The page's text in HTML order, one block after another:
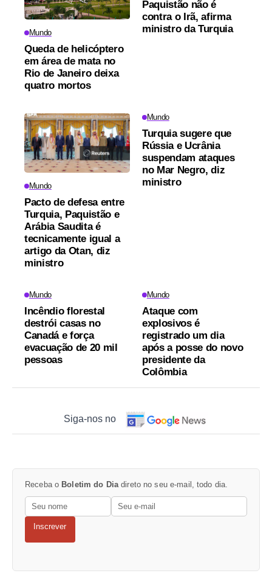
Mundo
Queda de helicóptero
em área de mata no
Rio de Janeiro deixa
quatro mortos
Paquistão não é
contra o Irã, afirma
ministro da Turquia
Mundo
Pacto de defesa entre
Turquia, Paquistão e
Arábia Saudita é
tecnicamente igual a
artigo da Otan, diz
ministro
Mundo
Turquia sugere que
Rússia e Ucrânia
suspendam ataques
no Mar Negro, diz
ministro
Mundo
Incêndio florestal
destrói casas no
Canadá e força
evacuação de 20 mil
pessoas
Mundo
Ataque com
explosivos é
registrado um dia
após a posse do novo
presidente da
Colômbia
Siga-nos no
Receba o Boletim do Diadireto no seu e-mail, todo dia.
Inscrever